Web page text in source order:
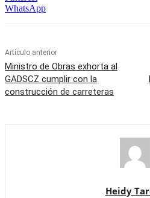
WhatsApp
Artículo anterior
Ministro de Obras exhorta al
GADSCZ cumplir con la
construcción de carreteras
Heidy